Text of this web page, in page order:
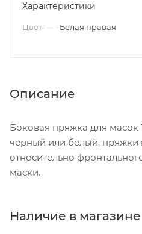
Характеристики
Цвет — Белая правая
Описание
Боковая пряжка для масок
черный или белый, пряжки
относительно
маски.
Наличие в магазине